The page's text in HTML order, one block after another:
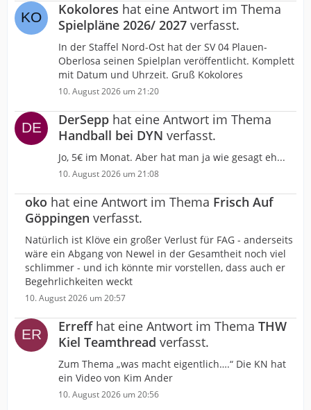
Kokolores hat eine Antwort im Thema
Spielpläne 2026/ 2027 verfasst.
In der Staffel Nord-Ost hat der SV 04 Plauen-
Oberlosa seinen Spielplan veröffentlicht. Komplett
mit Datum und Uhrzeit. Gruß Kokolores
10. August 2026 um 21:20
DerSepp hat eine Antwort im Thema
Handball bei DYN verfasst.
Jo, 5€ im Monat. Aber hat man ja wie gesagt eh...
10. August 2026 um 21:08
oko hat eine Antwort im Thema Frisch Auf
Göppingen verfasst.
Natürlich ist Klöve ein großer Verlust für FAG - anderseits
wäre ein Abgang von Newel in der Gesamtheit noch viel
schlimmer - und ich könnte mir vorstellen, dass auch er
Begehrlichkeiten weckt
10. August 2026 um 20:57
Erreffhat eine Antwort im Thema THW
Kiel Teamthread verfasst.
Zum Thema „was macht eigentlich….“ Die KN hat
ein Video von Kim Ander
10. August 2026 um 20:56